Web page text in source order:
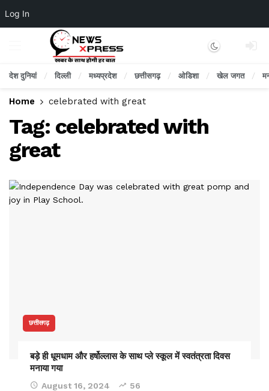
Log In
Dark mode
देश दुनियां दिल्ली मध्यप्रदेश छत्तीसगढ़ ओडिशा खेल जगत
Home celebrated with great
Tag: celebrated with
great
छत्तीसगढ़
बड़े ही धूमधाम और हर्षोल्लास के साथ प्ले स्कूल में स्वतंत्रता दिवस
मनाया गया
August 16, 2024 56